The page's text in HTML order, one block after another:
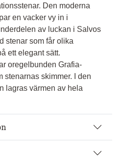
Den moderna
en vacker vy in i
av luckan i Salvos
stenar som får olika
ett elegant sätt.
oregelbunden Grafia-
stenarnas skimmer. I den
lagras värmen av hela